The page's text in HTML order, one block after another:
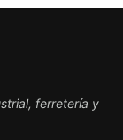
ferretería y